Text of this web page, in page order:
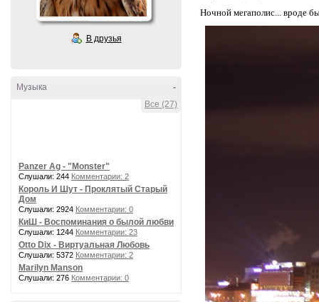
В друзья
-
Музыка
Все (27)
Panzer Ag - "Monster"
Слушали: 244 Комментарии: 2
Король И Шут - Проклятый Старый
Дом
Слушали: 2924 Комментарии: 0
КиШ - Воспоминания о былой любви
Слушали: 1244 Комментарии: 23
Otto Dix - Виртуальная Любовь
Слушали: 5372 Комментарии: 2
Marilyn Manson
Слушали: 276 Комментарии: 0
Ночной мегаполис... вроде